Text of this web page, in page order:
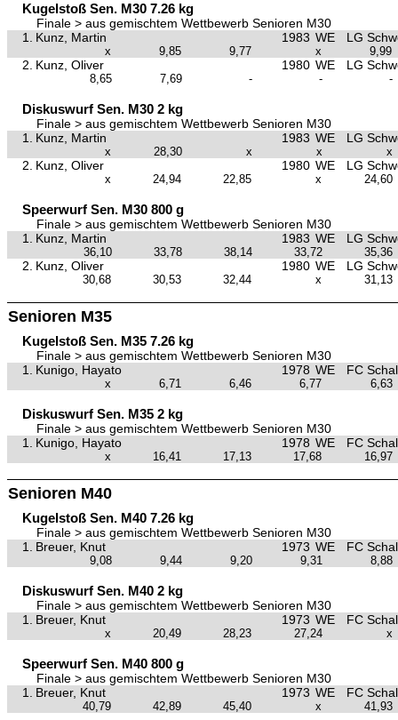
Kugelstoß Sen. M30 7.26 kg
Finale > aus gemischtem Wettbewerb Senioren M30
1.
Kunz, Martin 1983 WE LG
x 9,85 9,77 x 9,99
2. Kunz, Oliver 1980 WE LG
8,65 7,69 - - -
Diskuswurf Sen. M30 2 kg
Finale > aus gemischtem Wettbewerb Senioren M30
1.
Kunz, Martin 1983 WE LG
x 28,30 x x x
2. Kunz, Oliver 1980 WE LG
x 24,94 22,85 x 24,60
Speerwurf Sen. M30 800 g
Finale > aus gemischtem Wettbewerb Senioren M30
1.
Kunz, Martin 1983 WE LG
36,10 33,78 38,14 33,72 35,36
2. Kunz, Oliver 1980 WE LG
30,68 30,53 32,44 x 31,13
Senioren M35
Kugelstoß Sen. M35 7.26 kg
Finale > aus gemischtem Wettbewerb Senioren M30
1.
Kunigo, Hayato 1978 WE FC
x 6,71 6,46 6,77 6,63
Diskuswurf Sen. M35 2 kg
Finale > aus gemischtem Wettbewerb Senioren M30
1.
Kunigo, Hayato 1978 WE FC
x 16,41 17,13 17,68 16,97
Senioren M40
Kugelstoß Sen. M40 7.26 kg
Finale > aus gemischtem Wettbewerb Senioren M30
1.
Breuer, Knut 1973 WE FC
9,08 9,44 9,20 9,31 8,88
Diskuswurf Sen. M40 2 kg
Finale > aus gemischtem Wettbewerb Senioren M30
1.
Breuer, Knut 1973 WE FC
x 20,49 28,23 27,24 x
Speerwurf Sen. M40 800 g
Finale > aus gemischtem Wettbewerb Senioren M30
1.
Breuer, Knut 1973 WE FC
40,79 42,89 45,40 x 41,93